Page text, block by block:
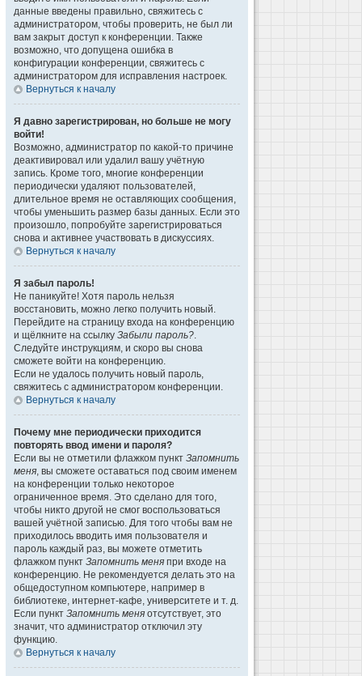
данные введены правильно, свяжитесь с
администратором, чтобы проверить, не был ли
вам закрыт доступ к конференции. Также
возможно, что допущена ошибка в
конфигурации конференции, свяжитесь с
администратором для исправления настроек.
Вернуться к началу
Я давно зарегистрирован, но больше не могу
войти!
Возможно, администратор по какой-то причине
деактивировал или удалил вашу учётную
запись. Кроме того, многие конференции
периодически удаляют пользователей,
длительное время не оставляющих сообщения,
чтобы уменьшить размер базы данных. Если это
произошло, попробуйте зарегистрироваться
снова и активнее участвовать в дискуссиях.
Вернуться к началу
Я забыл пароль!
Не паникуйте! Хотя пароль нельзя
восстановить, можно легко получить новый.
Перейдите на страницу входа на конференцию
и щёлкните на ссылку Забыли пароль?.
Следуйте инструкциям, и скоро вы снова
сможете войти на конференцию.
Если не удалось получить новый пароль,
свяжитесь с администратором конференции.
Вернуться к началу
Почему мне периодически приходится
повторять ввод имени и пароля?
Если вы не отметили флажком пункт Запомнить
меня, вы сможете оставаться под своим именем
на конференции только некоторое
ограниченное время. Это сделано для того,
чтобы никто другой не смог воспользоваться
вашей учётной записью. Для того чтобы вам не
приходилось вводить имя пользователя и
пароль каждый раз, вы можете отметить
флажком пункт Запомнить меня при входе на
конференцию. Не рекомендуется делать это на
общедоступном компьютере, например в
библиотеке, интернет-кафе, университете и т. д.
Если пункт Запомнить меня отсутствует, это
значит, что администратор отключил эту
функцию.
Вернуться к началу